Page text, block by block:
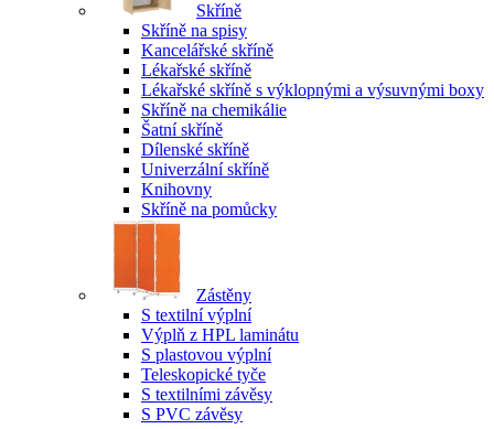
Skříně
Skříně na spisy
Kancelářské skříně
Lékařské skříně
Lékařské skříně s výklopnými a výsuvnými boxy
Skříně na chemikálie
Šatní skříně
Dílenské skříně
Univerzální skříně
Knihovny
Skříně na pomůcky
Zástěny
S textilní výplní
Výplň z HPL laminátu
S plastovou výplní
Teleskopické tyče
S textilními závěsy
S PVC závěsy